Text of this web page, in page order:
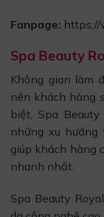
Fanpage: https://
Spa Beauty
Không gian làm
nên khách hàng
biệt, Spa
những xu
giúp khách hàng
nhanh nhất.
Spa Beauty